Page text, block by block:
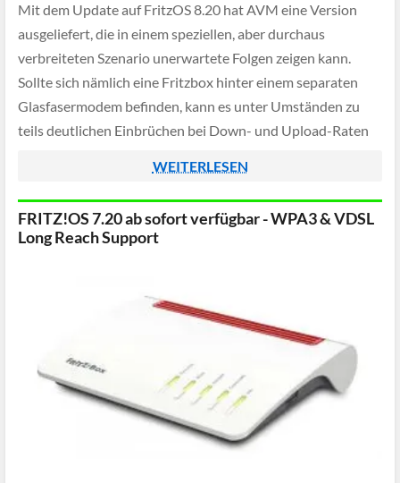
Mit dem Update auf FritzOS 8.20 hat AVM eine Version
ausgeliefert, die in einem speziellen, aber durchaus
verbreiteten Szenario unerwartete Folgen zeigen kann.
Sollte sich nämlich eine Fritzbox hinter einem separaten
Glasfasermodem befinden, kann es unter Umständen zu
teils deutlichen Einbrüchen bei Down- und Upload-Raten
WEITERLESEN
FRITZ!OS 7.20 ab sofort verfügbar - WPA3 & VDSL
Long Reach Support